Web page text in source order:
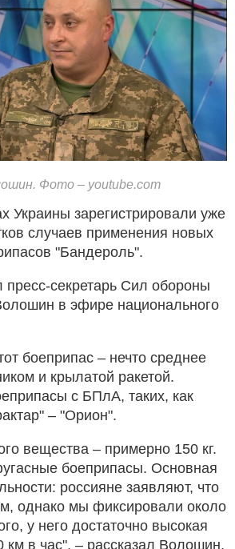
Фото – youtube.com
Украины зарегистрировали уже
случаев применения новых
"Бандероль".
секретарь Сил обороны
в эфире национального
боеприпас – нечто среднее
и крылатой ракетой.
с БПлА, таких, как
– "Орион".
вещества – примерно 150 кг.
боеприпасы. Основная
россияне заявляют, что
однако мы фиксировали около
у него достаточно высокая
км в час", – рассказал Волошин.